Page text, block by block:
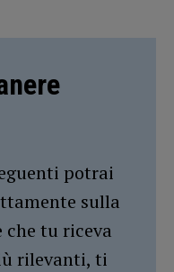
potrai
sulla
tu riceva
rilevanti, ti